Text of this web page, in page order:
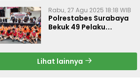
Rabu, 27 Agu 2025 18:18 WIB
Polrestabes Surabaya
Bekuk 49 Pelaku
Gratis
Lihat lainnya